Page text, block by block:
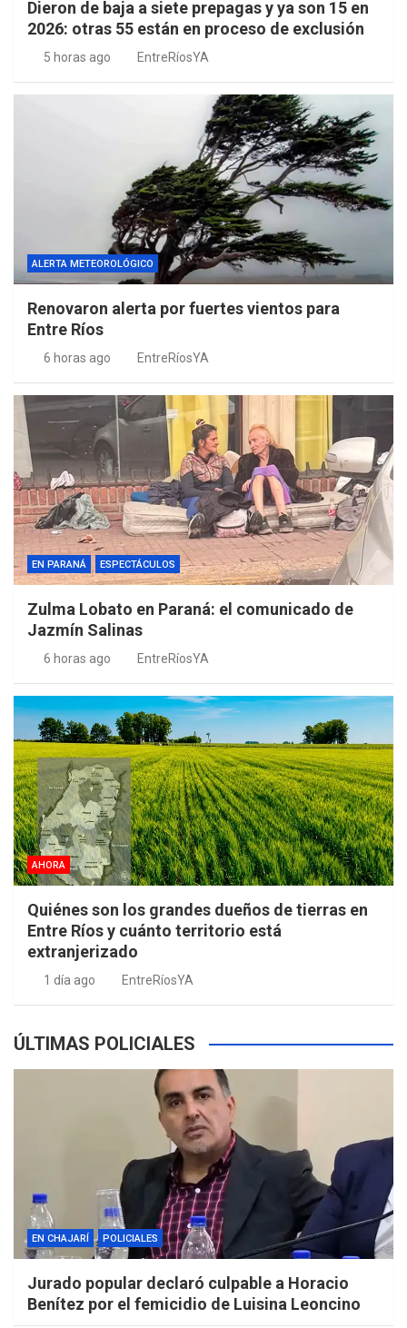
Dieron de baja a siete prepagas y ya son 15 en
2026: otras 55 están en proceso de exclusión
5 horas ago EntreRíosYA
ALERTA METEOROLÓGICO
Renovaron alerta por fuertes vientos para
Entre Ríos
6 horas ago EntreRíosYA
EN PARANÁ ESPECTÁCULOS
Zulma Lobato en Paraná: el comunicado de
Jazmín Salinas
6 horas ago EntreRíosYA
AHORA
Quiénes son los grandes dueños de tierras en
Entre Ríos y cuánto territorio está
extranjerizado
1 día ago EntreRíosYA
ÚLTIMAS POLICIALES
EN CHAJARÍ POLICIALES
Jurado popular declaró culpable a Horacio
Benítez por el femicidio de Luisina Leoncino